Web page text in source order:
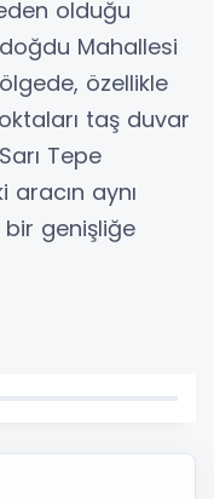
olduğu
Mahallesi
özellikle
taş duvar
Tepe
aracın aynı
genişliğe